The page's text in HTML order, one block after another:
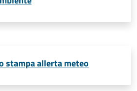
stampa allerta meteo